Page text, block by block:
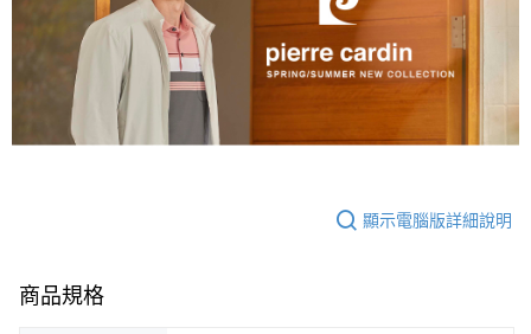
顯示電腦版詳細說明
商品規格